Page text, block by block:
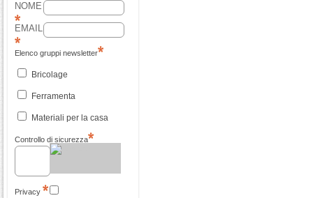
NOME
EMAIL
Elenco gruppi newsletter
Bricolage
Ferramenta
Materiali per la casa
Controllo di sicurezza
Privacy